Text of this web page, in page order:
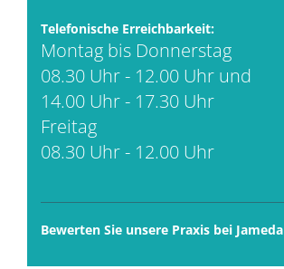
Telefonische Erreichbarkeit:
Montag bis Donnerstag
08.30 Uhr - 12.00 Uhr und
14.00 Uhr - 17.30 Uhr
Freitag
08.30 Uhr - 12.00 Uhr
Bewerten Sie unsere Praxis bei Jameda